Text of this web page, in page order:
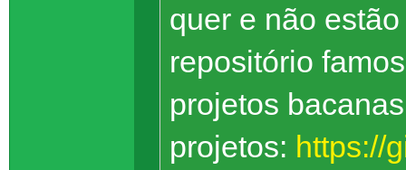
quer e não
repositório
projetos
projetos: https://